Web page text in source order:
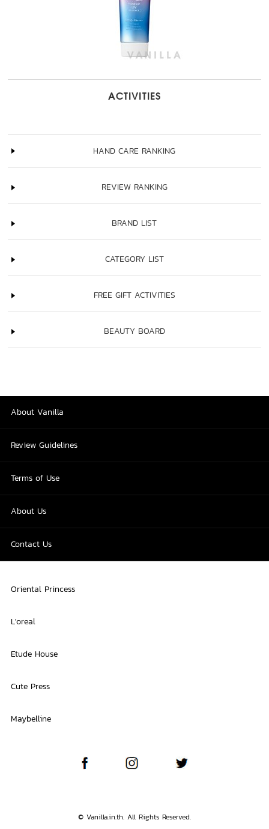
ACTIVITIES
HAND CARE RANKING
REVIEW RANKING
BRAND LIST
CATEGORY LIST
FREE GIFT ACTIVITIES
BEAUTY BOARD
About Vanilla
Review Guidelines
Terms of Use
About Us
Contact Us
Oriental Princess
L'oreal
Etude House
Cute Press
Maybelline
© Vanilla.in.th. All Rights Reserved.